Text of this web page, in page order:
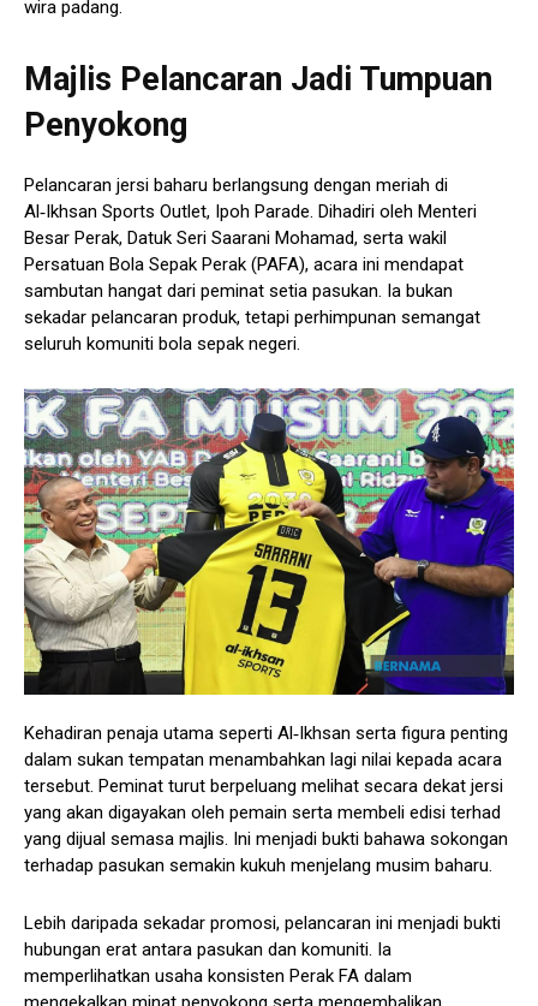
wira padang.
Majlis Pelancaran Jadi Tumpuan
Penyokong
Pelancaran jersi baharu berlangsung dengan meriah di
Al‑Ikhsan Sports Outlet, Ipoh Parade. Dihadiri oleh Menteri
Besar Perak, Datuk Seri Saarani Mohamad, serta wakil
Persatuan Bola Sepak Perak (PAFA), acara ini mendapat
sambutan hangat dari peminat setia pasukan. Ia bukan
sekadar pelancaran produk, tetapi perhimpunan semangat
seluruh komuniti bola sepak negeri.
Kehadiran penaja utama seperti Al‑Ikhsan serta figura penting
dalam sukan tempatan menambahkan lagi nilai kepada acara
tersebut. Peminat turut berpeluang melihat secara dekat jersi
yang akan digayakan oleh pemain serta membeli edisi terhad
yang dijual semasa majlis. Ini menjadi bukti bahawa sokongan
terhadap pasukan semakin kukuh menjelang musim baharu.
Lebih daripada sekadar promosi, pelancaran ini menjadi bukti
hubungan erat antara pasukan dan komuniti. Ia
memperlihatkan usaha konsisten Perak FA dalam